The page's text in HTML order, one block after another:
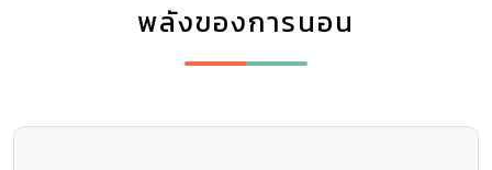
พลังของการนอน